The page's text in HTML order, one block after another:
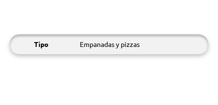
Tipo Empanadas y pizzas